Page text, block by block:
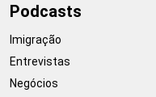
Podcasts
Imigração
Entrevistas
Negócios